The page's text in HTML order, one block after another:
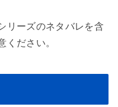
リーズのネタバレを含
ください。